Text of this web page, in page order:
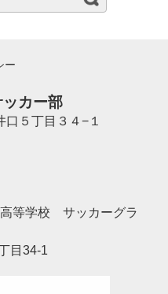
ー
カー部
５丁目３４−１
等学校 サッカーグラ
目34-1